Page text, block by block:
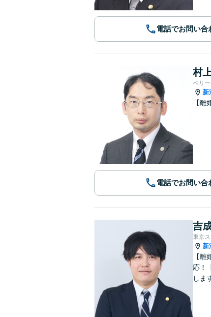
電話でお問い合
村
ベリ
新
【
電話でお問い合
吉
東京
新
【
応！
しま